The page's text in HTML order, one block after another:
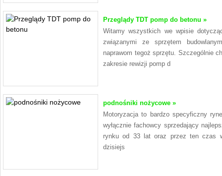
Przeglądy TDT pomp do betonu »
Witamy wszystkich we wpisie
związanymi ze sprzętem
naprawom tegoż sprzętu. Szczególnie
zakresie rewizji pomp d
podnośniki nożycowe »
Motoryzacja to bardzo specyficzny
wyłącznie fachowcy sprzedający
rynku od 33 lat oraz przez ten czas
dzisiejs